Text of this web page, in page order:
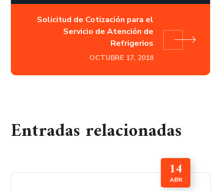
Solicitud de Cotización para el
Servicio de Atención de
Refrigerios
OCTUBRE 17, 2018
Entradas relacionadas
14
ABR